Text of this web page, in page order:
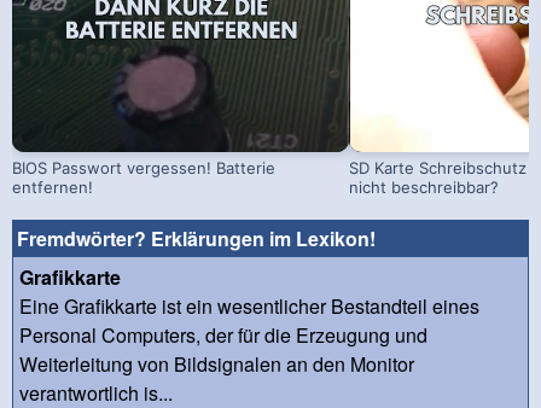
BIOS Passwort vergessen! Batterie
entfernen!
SD Karte Schreibschutz
nicht beschreibbar?
Fremdwörter? Erklärungen im Lexikon!
Grafikkarte
Eine Grafikkarte ist ein wesentlicher Bestandteil eines
Personal Computers, der für die Erzeugung und
Weiterleitung von Bildsignalen an den Monitor
verantwortlich is...